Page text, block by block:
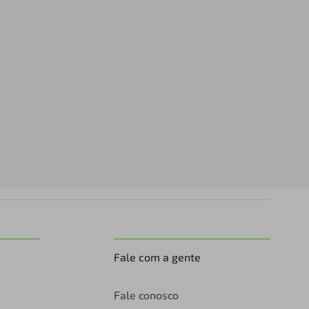
Fale com a gente
Fale conosco